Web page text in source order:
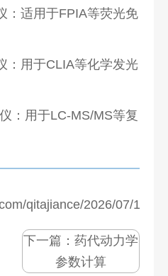
：适用于FPIA等荧光免
：用于CLIA等化学发光
：用于LC-MS/MS等复
qitajiance/2026/07/
下一篇：药代动力学
参数计算